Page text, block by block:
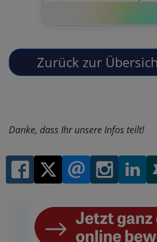
Danke, dass Ihr unsere Infos teilt!